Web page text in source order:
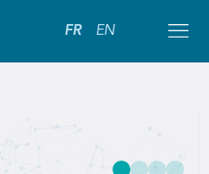
FR EN